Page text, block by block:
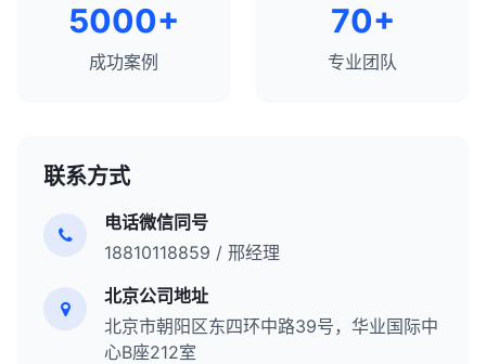
5000+
成功案例
70+
专业团队
联系方式
电话微信同号
18810118859 / 邢经理
北京公司地址
北京市朝阳区东四环中路39号，华业国际中
心B座212室